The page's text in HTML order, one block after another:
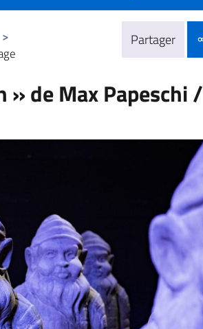
>
Partager
» de Max Papeschi /